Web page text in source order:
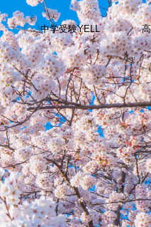
中学受験YELL